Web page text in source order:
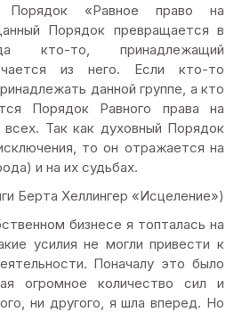
«Равное право на
Порядок превращается в
кто-то, принадлежащий
из него. Если кто-то
данной группе, а кто
Порядок Равного права на
Так как духовный Порядок
то он отражается на
и на их судьбах.
Берта Хеллингеp «Исцеление»)
бизнесе я топталась на
усилия не могли привести к
Поначалу это было
огромное количество сил и
ни другого, я шла вперед. Но